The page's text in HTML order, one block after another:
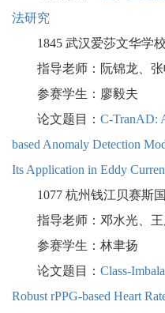
法研究
1845 武汉爱莎文华学校
指导老师：阮锦龙、
参赛学生：廖毅夫
论文题目： C-TranAD:
based Anomaly Detection
Its Application in Eddy
1077 杭州钱江贝赛斯
指导老师：邓水光、
参赛学生：林聿扬
论文题目： Class-
Robust rPPG-based Heart